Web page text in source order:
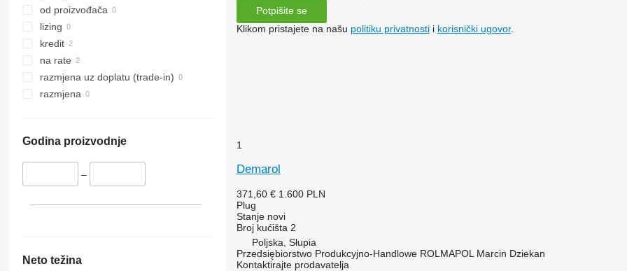
od proizvođača
lizing
kredit
na rate
razmjena uz doplatu (trade-in)
razmjena
Godina proizvodnje
–
Neto težina
Potpišite se
Klikom pristajete na našu politiku privatnostii korisnički ugovor.
1
Demarol
371,60 € 1.600 PLN
Plug
Stanjenovi
Broj kućišta 2
Poljska, Słupia
Przedsiębiorstwo Produkcyjno-Handlowe ROLMAPOL Marcin Dziekan
Kontaktirajte prodavatelja